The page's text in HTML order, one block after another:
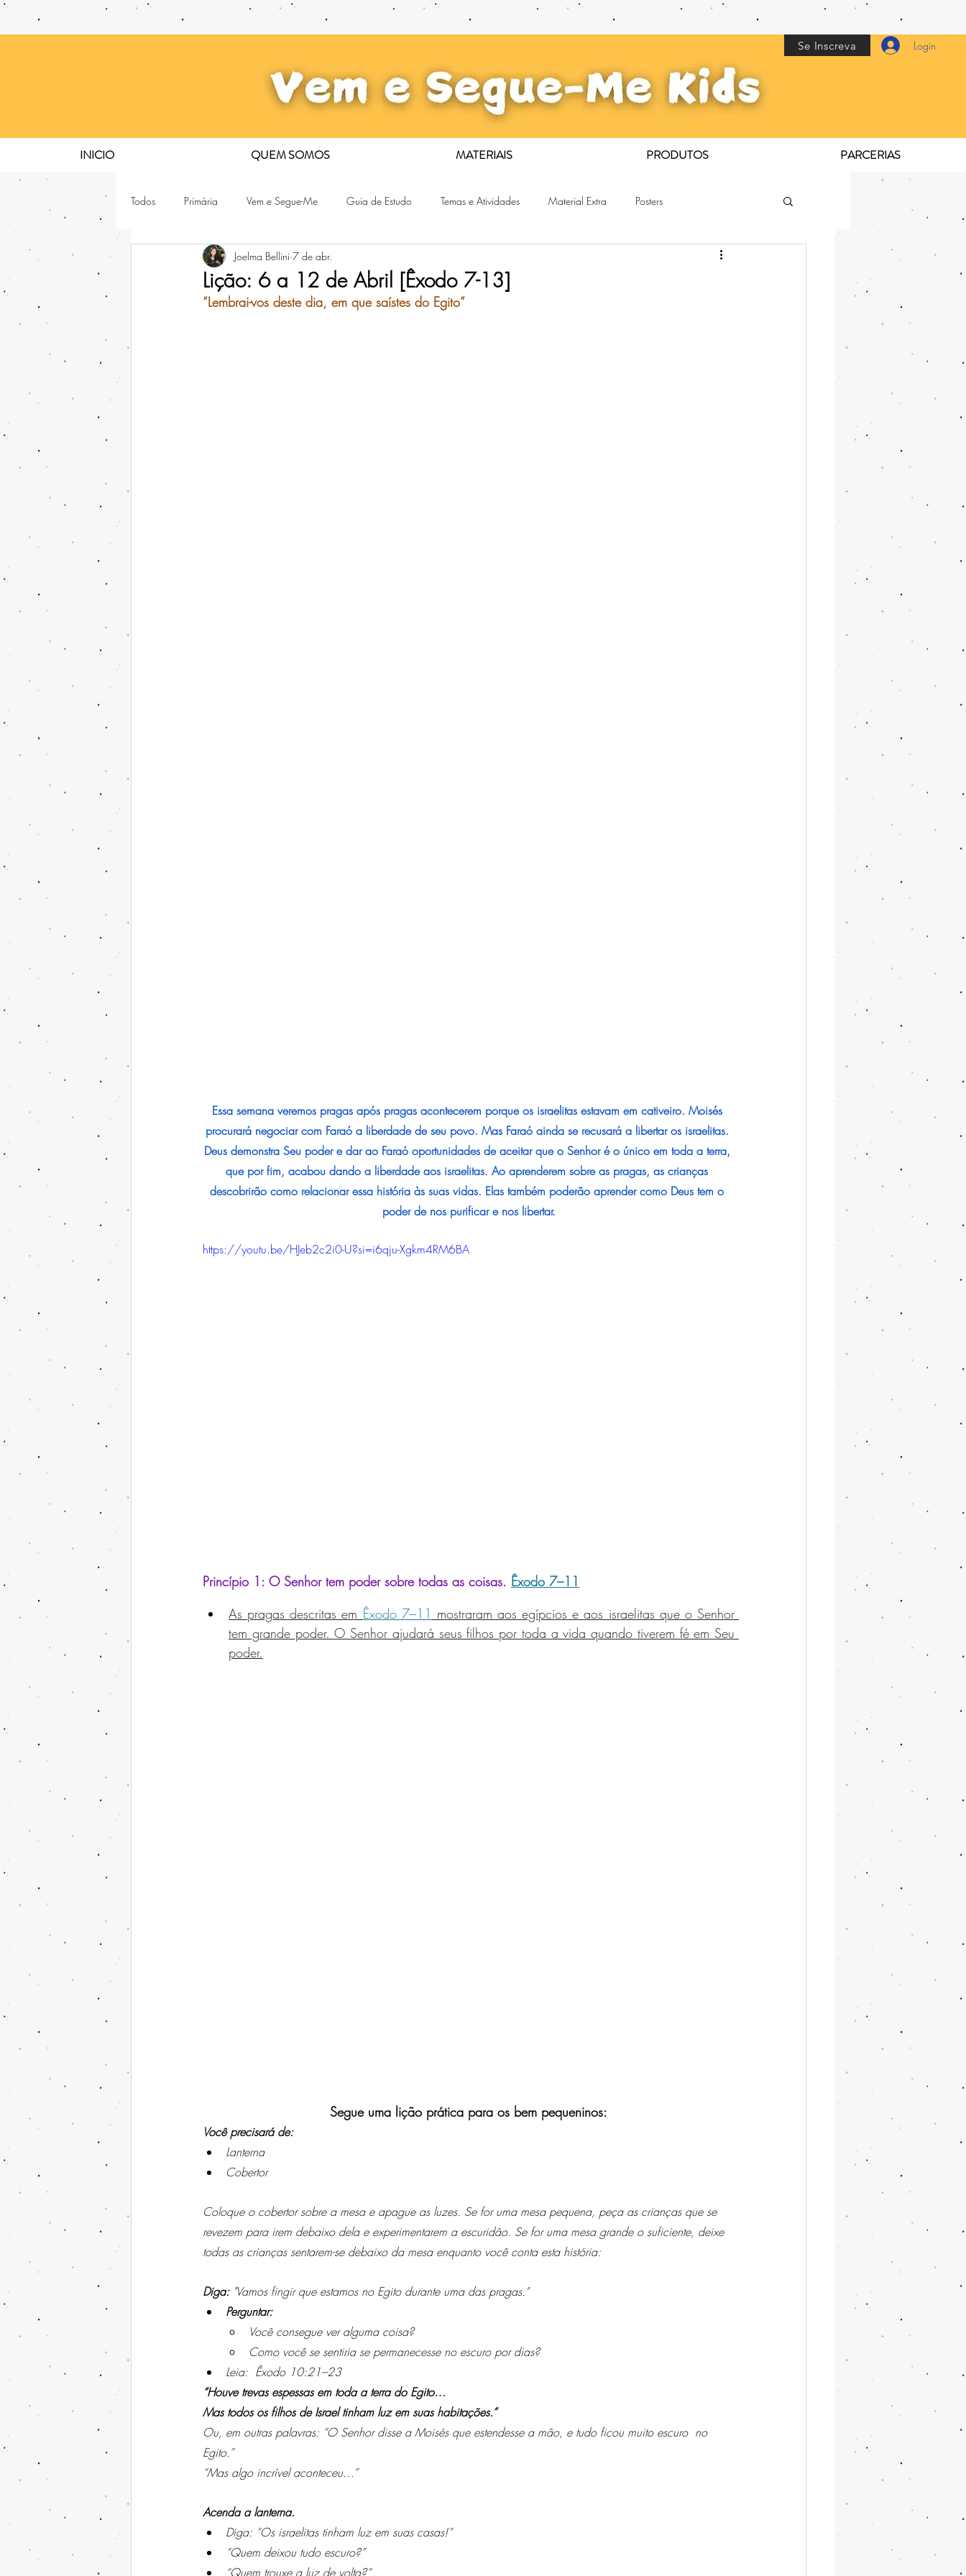
Se Inscreva Login
INICIO QUEM SOMOS MATERIAIS PRODUTOS PARCERIAS
Todos Primária Vem e Segue-Me Guia de Estudo Temas e Atividades Material Extra Posters
Lição: 6 a 12 de Abril [Êxodo 7-13]
Joelma Bellini 7 de abr.
“Lembrai-vos deste dia, em que saístes do Egito”
Essa semana veremos pragas após pragas acontecerem porque os israelitas estavam em cativeiro. Moisés
procurará negociar com Faraó a liberdade de seu povo. Mas Faraó ainda se recusará a libertar os israelitas.
Deus demonstra Seu poder e dar ao Faraó oportunidades de aceitar que o Senhor é o único em toda a terra,
que por fim, acabou dando a liberdade aos israelitas. Ao aprenderem sobre as pragas, as crianças
descobrirão como relacionar essa história às suas vidas. Elas também poderão aprender como Deus tem o
poder de nos purificar e nos libertar.
https://youtu.be/HJeb2c2i0-U?si=i6qju-Xgkm4RM6BA
Princípio 1: O Senhor tem poder sobre todas as coisas. Êxodo 7–11
As pragas descritas em Êxodo 7–11 mostraram aos egípcios e aos israelitas que o Senhor
tem grande poder. O Senhor ajudará seus filhos por toda a vida quando tiverem fé em Seu
poder.
Segue uma lição prática para os bem pequeninos:
Você precisará de:
Lanterna
Cobertor
Coloque o cobertor sobre a mesa e apague as luzes. Se for uma mesa pequena, peça as crianças que se
revezem para irem debaixo dela e experimentarem a escuridão. Se for uma mesa grande o suficiente, deixe
todas as crianças sentarem-se debaixo da mesa enquanto você conta esta história:
Diga: "Vamos fingir que estamos no Egito durante uma das pragas."
Perguntar:
Você consegue ver alguma coisa?
Como você se sentiria se permanecesse no escuro por dias?
Leia:  Êxodo 10:21–23
“Houve trevas espessas em toda a terra do Egito…
Mas todos os filhos de Israel tinham luz em suas habitações.”
Ou, em outras palavras: “O Senhor disse a Moisés que estendesse a mão, e tudo ficou muito escuro  no
Egito.”
“Mas algo incrível aconteceu…”
Acenda a lanterna.
Diga: “Os israelitas tinham luz em suas casas!”
“Quem deixou tudo escuro?”
“Quem trouxe a luz de volta?”